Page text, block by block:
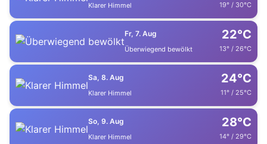
Klarer Himmel 19° / 30°C
Fr, 7. Aug
Überwiegend bewölkt
22°C
13° / 26°C
Sa, 8. Aug
Klarer Himmel
24°C
11° / 25°C
So, 9. Aug
Klarer Himmel
28°C
14° / 29°C